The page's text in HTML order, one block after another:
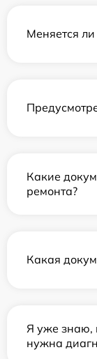
Меняется
Какие
ремонта?
Какая
Я уже знаю,
нужна